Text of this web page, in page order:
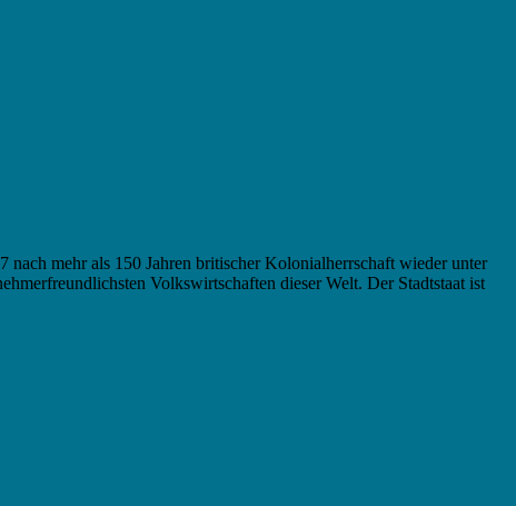
mehr als 150 Jahren britischer Kolonialherrschaft wieder unter
Volkswirtschaften dieser Welt. Der Stadtstaat ist